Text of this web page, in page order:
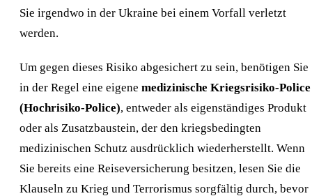
Sie irgendwo in der Ukraine bei einem Vorfall verletzt
werden.
Um gegen dieses Risiko abgesichert zu sein, benötigen Sie
in der Regel eine eigene medizinische Kriegsrisiko-Police
(Hochrisiko-Police), entweder als eigenständiges Produkt
oder als Zusatzbaustein, der den kriegsbedingten
medizinischen Schutz ausdrücklich wiederherstellt. Wenn
Sie bereits eine Reiseversicherung besitzen, lesen Sie die
Klauseln zu Krieg und Terrorismus sorgfältig durch, bevor